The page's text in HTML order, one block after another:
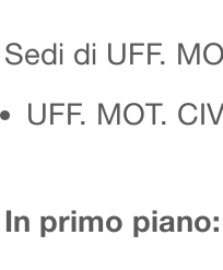
Sedi di UFF.
UFF. MOT.
In primo piano: